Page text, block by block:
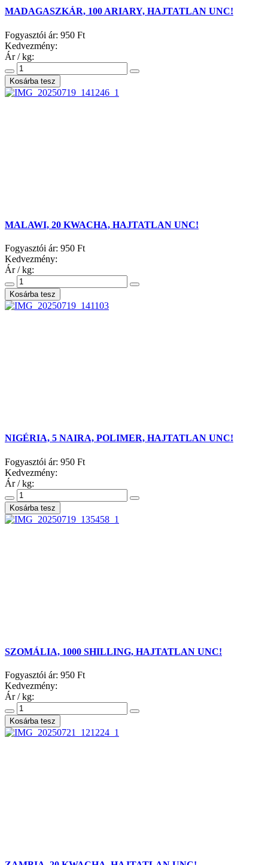
MADAGASZKÁR, 100 ARIARY, HAJTATLAN UNC!
Fogyasztói ár: 950 Ft
Kedvezmény:
Ár / kg:
MALAWI, 20 KWACHA, HAJTATLAN UNC!
Fogyasztói ár: 950 Ft
Kedvezmény:
Ár / kg:
NIGÉRIA, 5 NAIRA, POLIMER, HAJTATLAN UNC!
Fogyasztói ár: 950 Ft
Kedvezmény:
Ár / kg:
SZOMÁLIA, 1000 SHILLING, HAJTATLAN UNC!
Fogyasztói ár: 950 Ft
Kedvezmény:
Ár / kg: